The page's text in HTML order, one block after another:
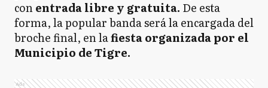
conentrada libre y gratuita. De esta
forma, la popular banda será la encargada del
broche final, en lafiesta organizada por el
Municipio de Tigre.
Ads